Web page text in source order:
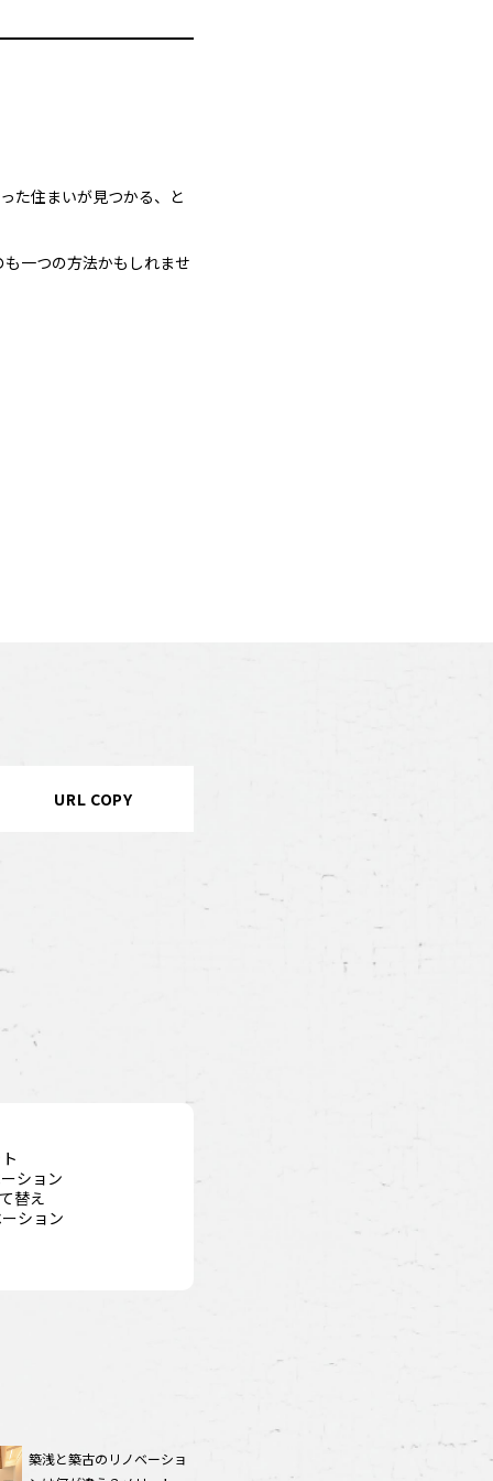
た住まいが見つかる、と
一つの方法かもしれませ
URL COPY
ション
替え
ション
築浅と築古のリノベーショ